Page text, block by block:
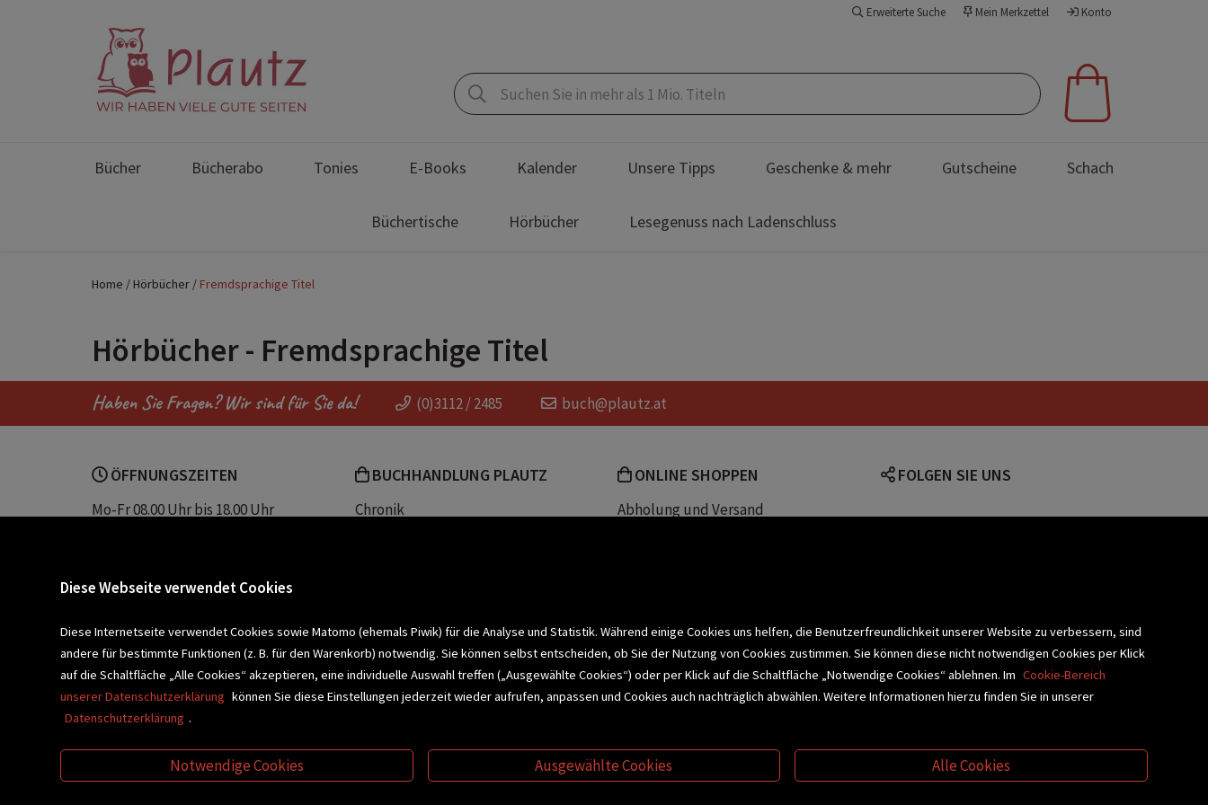
Erweiterte Suche Mein Merkzettel Konto
Bücher Bücherabo Tonies E-Books Kalender Unsere Tipps Geschenke & mehr Gutscheine Schach
Büchertische Hörbücher Lesegenuss nach Ladenschluss
Home Hörbücher Fremdsprachige Titel
Hörbücher - Fremdsprachige Titel
Haben Sie Fragen? Wir sind für Sie da! (0)3112 / 2485 buch@plautz.at
ÖFFNUNGSZEITEN
Mo-Fr 08.00 Uhr bis 18.00 Uhr
Sparkassenplatz 2
BUCHHANDLUNG PLAUTZ
Chronik
ONLINE SHOPPEN
Abholung und Versand
FOLGEN SIE UNS
BLEIBEN WIR IN KONTAKT! Newsletter abonnieren >
VERANSTALTUNGEN
Diese Webseite verwendet Cookies
Diese Internetseite verwendet Cookies sowie Matomo (ehemals Piwik) für die Analyse und Statistik. Während einige Cookies uns helfen, die Benutzerfreundlichkeit unserer Website zu verbessern, sind
andere für bestimmte Funktionen (z. B. für den Warenkorb) notwendig. Sie können selbst entscheiden, ob Sie der Nutzung von Cookies zustimmen. Sie können diese nicht notwendigen Cookies per Klick
auf die Schaltfläche „Alle Cookies“ akzeptieren, eine individuelle Auswahl treffen („Ausgewählte Cookies“) oder per Klick auf die Schaltfläche „Notwendige Cookies“ ablehnen. Im Cookie-Bereich
unserer Datenschutzerklärung können Sie diese Einstellungen jederzeit wieder aufrufen, anpassen und Cookies auch nachträglich abwählen. Weitere Informationen hierzu finden Sie in unserer
Datenschutzerklärung .
Notwendige Cookies Ausgewählte Cookies Alle Cookies